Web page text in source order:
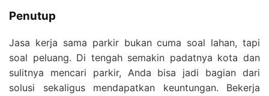
Penutup
Jasa kerja sama parkir bukan cuma soal lahan, tapi
soal peluang. Di tengah semakin padatnya kota dan
sulitnya mencari parkir, Anda bisa jadi bagian dari
solusi sekaligus mendapatkan keuntungan. Bekerja